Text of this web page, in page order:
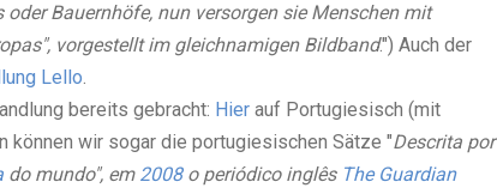
oder Bauernhöfe, nun versorgen sie Menschen mit
vorgestellt im gleichnamigen Bildband.") Auch der
Lello.
bereits gebracht: Hier auf Portugiesisch (mit
können wir sogar die portugiesischen Sätze "Descrita por
do mundo", em 2008o periódico inglês The Guardian